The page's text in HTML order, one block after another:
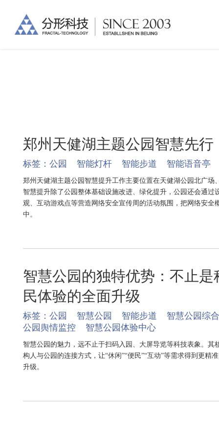
郑州天健湖主题公园智慧先行
标签： 公园 智能灯杆 智能步道 智能语音亭
郑州天健湖主题公园智慧提升工作主要位置在天健湖公园北广场
智慧提升除了公园整体基础设施改进、绿化提升，公园还会通过
观、互动游戏点等营造网络安全宣传周的活动氛围，把网络安全
中。
智慧公园的独特优势：不止
民体验的全面升级
标签： 公园 智慧公园 智能步道
智慧公园综
公园舆情监控
智慧公园体验中心
智慧公园的魅力，远不止于扫码入园、大屏导览等科技表象。其
构人与公园的连接方式，让“休闲”“便民”“互动”等需求得到更精
升级。